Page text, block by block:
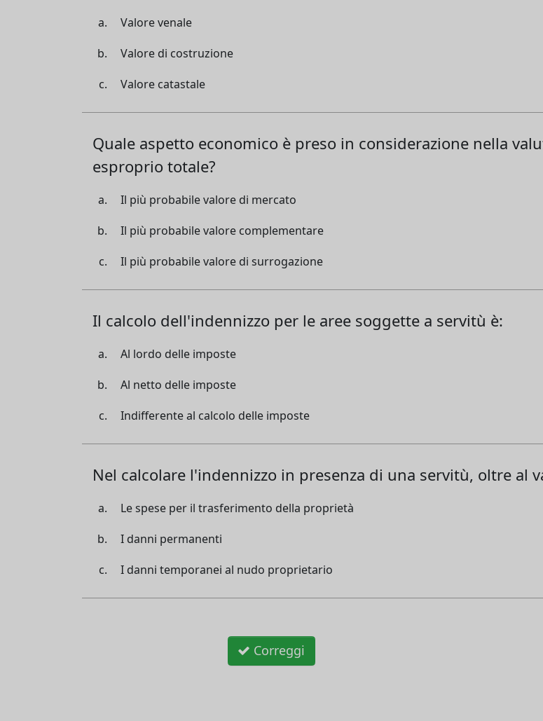
Valore venale
Valore di costruzione
Valore catastale
Quale aspetto economico è preso in considerazione nella
esproprio totale?
Il più probabile valore di mercato
Il più probabile valore complementare
Il più probabile valore di surrogazione
Il calcolo dell'indennizzo per le aree soggette a servitù è:
Al lordo delle imposte
Al netto delle imposte
Indifferente al calcolo delle imposte
Nel calcolare l'indennizzo in presenza di una servitù, oltre al
Le spese per il trasferimento della proprietà
I danni permanenti
I danni temporanei al nudo proprietario
Correggi